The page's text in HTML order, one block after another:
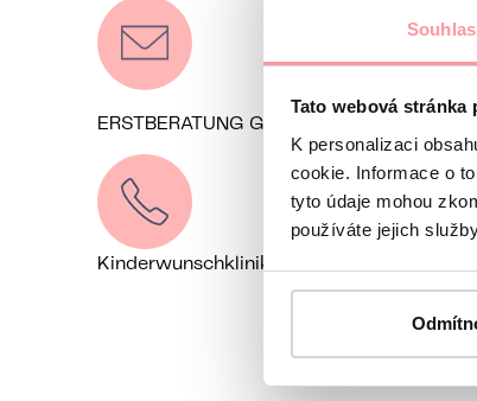
Souhlas
Tato webová stránka
K personalizaci
cookie. Informace o
tyto údaje mohou
používáte jejich
ERSTBERATUNG GRATIS
Kinderwunschklinik Prag, Tschechien